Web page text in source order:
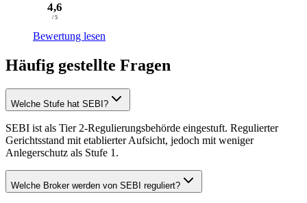
4,6
/ 5
Bewertung lesen
Häufig gestellte Fragen
Welche Stufe hat SEBI?
SEBI ist als Tier 2-Regulierungsbehörde eingestuft. Regulierter
Gerichtsstand mit etablierter Aufsicht, jedoch mit weniger
Anlegerschutz als Stufe 1.
Welche Broker werden von SEBI reguliert?